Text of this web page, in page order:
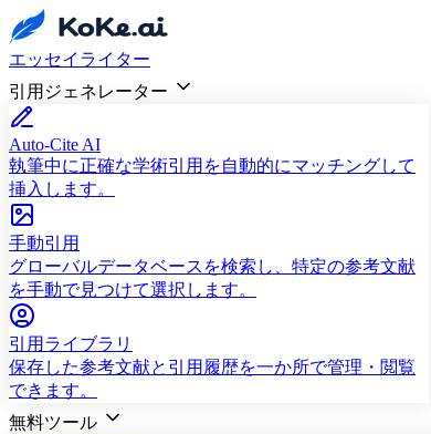
エッセイライター
引用ジェネレーター
Auto-Cite AI
執筆中に正確な学術引用を自動的にマッチングして
挿入します。
手動引用
グローバルデータベースを検索し、特定の参考文献
を手動で見つけて選択します。
引用ライブラリ
保存した参考文献と引用履歴を一か所で管理・閲覧
できます。
無料ツール